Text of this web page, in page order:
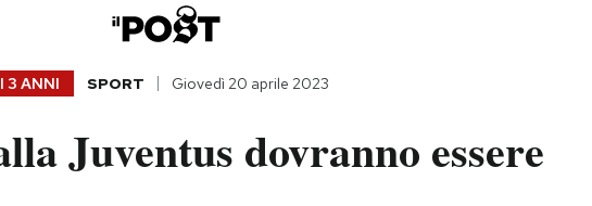
3 ANNI SPORT Giovedì 20 aprile 2023
Juventus dovranno essere